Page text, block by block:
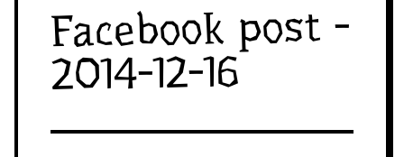
Facebook post -
2014-12-16